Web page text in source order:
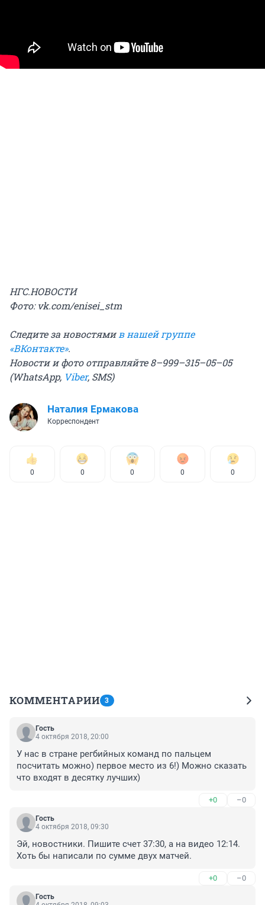
НГС.НОВОСТИ
Фото: vk.com/enisei_stm
Следите за новостямив нашей группе
«ВКонтакте».
Новости и фото отправляйте 8–999–315–05–05
(WhatsApp, Viber, SMS)
Наталия Ермакова
Корреспондент
0 0 0 0 0
КОММЕНТАРИИ 3
Гость
4 октября 2018, 20:00
У нас в стране регбийных команд по пальцем
посчитать можно) первое место из 6!) Можно сказать
что входят в десятку лучших)
+0 –0
Гость
4 октября 2018, 09:30
Эй, новостники. Пишите счет 37:30, а на видео 12:14.
Хоть бы написали по сумме двух матчей.
+0 –0
Гость